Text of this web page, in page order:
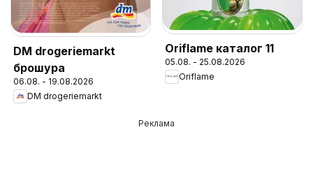
DM drogeriemarkt
брошура
06.08. - 19.08.2026
DM drogeriemarkt
Oriflame каталог 11
05.08. - 25.08.2026
Oriflame
Реклама